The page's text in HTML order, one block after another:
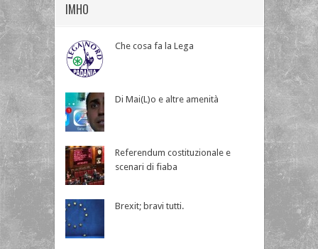
IMHO
Che cosa fa la Lega
Di Mai(L)o e altre amenità
Referendum costituzionale e
scenari di fiaba
Brexit; bravi tutti.